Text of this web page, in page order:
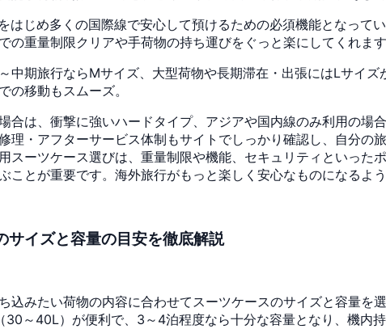
はじめ多くの国際線で安心して預けるための必須機能となって
の重量制限クリアや手荷物の持ち運びをぐっと楽にしてくれま
中期旅行ならMサイズ、大型荷物や長期滞在・出張にはLサイ
の移動もスムーズ。
合は、衝撃に強いハードタイプ、アジアや国内線のみ利用の場
理・アフターサービス体制もサイトでしっかり確認し、自分の
スーツケース選びは、重量制限や機能、セキュリティといった
ことが重要です。海外旅行がもっと楽しく安心なものになるよ
サイズと容量の目安を徹底解説
込みたい荷物の内容に合わせてスーツケースのサイズと容量を
30～40L）が便利で、3～4泊程度なら十分な容量となり、機内